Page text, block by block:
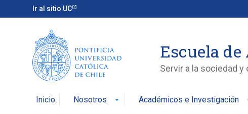
Ir al sitio UC
Escuela
Servir a la sociedad
Inicio Nosotros arrow_drop_down Académicos e Investigación